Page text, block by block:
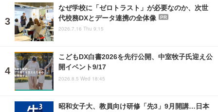
なぜ学校に「ゼロトラスト」が必要なのか、次世
代校務DXとデータ連携の全体像
PR
2026.7.16 Thu 9:15
こどもDX白書2026を先行公開、中室牧子氏迎え公
開イベント9/17
2026.8.5 Wed 18:45
昭和女子大、教員向け研修「先3」9月開講…日本